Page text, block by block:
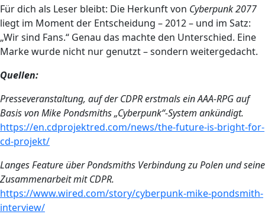
Für dich als Leser bleibt: Die Herkunft von Cyberpunk 2077
liegt im Moment der Entscheidung – 2012 – und im Satz:
„Wir sind Fans.“ Genau das machte den Unterschied. Eine
Marke wurde nicht nur genutzt – sondern weitergedacht.
Quellen:
Presseveranstaltung, auf der CDPR erstmals ein AAA-RPG auf
Basis von Mike Pondsmiths „Cyberpunk“-System ankündigt.
https://en.cdprojektred.com/news/the-future-is-bright-for-
cd-projekt/
Langes Feature über Pondsmiths Verbindung zu Polen und seine
Zusammenarbeit mit CDPR.
https://www.wired.com/story/cyberpunk-mike-pondsmith-
interview/